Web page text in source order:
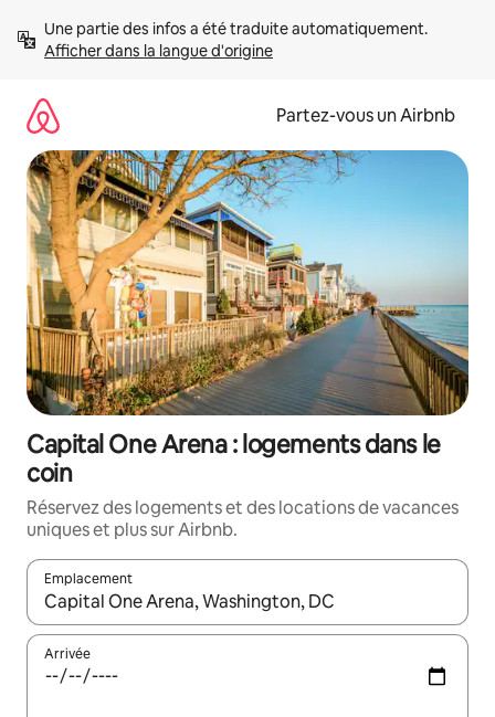
directement
Afficher dans la langue d'origine
Partez-vous un Airbnb
Capital One Arena : logements dans le
coin
Réservez des logements et des locations de vacances
uniques et plus sur Airbnb.
Emplacement
Quand les résultats sont affichés, parcourez-les en utilisant
Arrivée